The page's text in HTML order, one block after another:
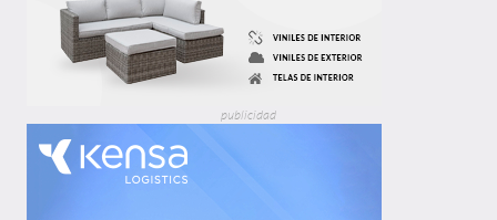
publicidad